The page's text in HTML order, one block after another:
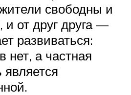
свободны и
и от друг друга —
развиваться:
нет, а частная
является